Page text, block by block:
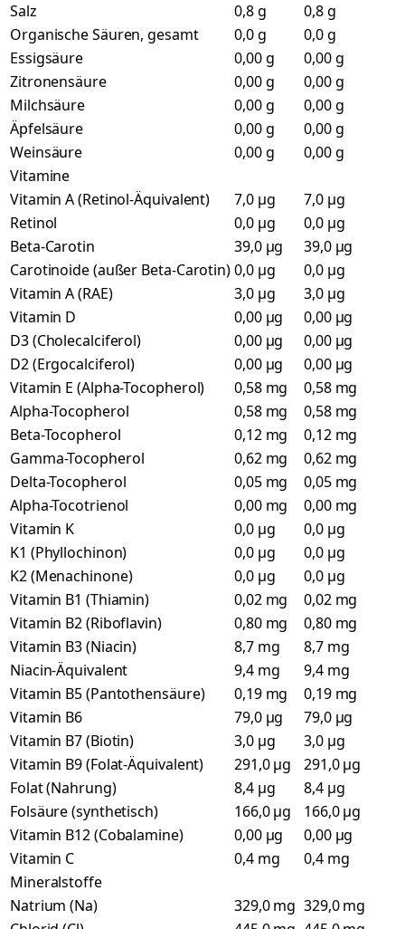
Salz
0,8 g
0,8 g
Organische Säuren, gesamt
0,0 g
0,0 g
Essigsäure
0,00 g
0,00 g
Zitronensäure
0,00 g
0,00 g
Milchsäure
0,00 g
0,00 g
Äpfelsäure
0,00 g
0,00 g
Weinsäure
0,00 g
0,00 g
Vitamine
Vitamin A (Retinol-Äquivalent)
7,0 µg
7,0 µg
Retinol
0,0 µg
0,0 µg
Beta-Carotin
39,0 µg
39,0 µg
Carotinoide (außer Beta-Carotin)0,0 µg
0,0 µg
Vitamin A (RAE)
3,0 µg
3,0 µg
Vitamin D
0,00 µg
0,00 µg
D3 (Cholecalciferol)
0,00 µg
0,00 µg
D2 (Ergocalciferol)
0,00 µg
0,00 µg
Vitamin E (Alpha-Tocopherol)
0,58 mg
0,58 mg
Alpha-Tocopherol
0,58 mg
0,58 mg
Beta-Tocopherol
0,12 mg
0,12 mg
Gamma-Tocopherol
0,62 mg
0,62 mg
Delta-Tocopherol
0,05 mg
0,05 mg
Alpha-Tocotrienol
0,00 mg
0,00 mg
Vitamin K
0,0 µg
0,0 µg
K1 (Phyllochinon)
0,0 µg
0,0 µg
K2 (Menachinone)
0,0 µg
0,0 µg
Vitamin B1 (Thiamin)
0,02 mg
0,02 mg
Vitamin B2 (Riboflavin)
0,80 mg
0,80 mg
Vitamin B3 (Niacin)
8,7 mg
8,7 mg
Niacin-Äquivalent
9,4 mg
9,4 mg
Vitamin B5 (Pantothensäure)
0,19 mg
0,19 mg
Vitamin B6
79,0 µg
79,0 µg
Vitamin B7 (Biotin)
3,0 µg
3,0 µg
Vitamin B9 (Folat-Äquivalent)
291,0 µg
291,0 µg
Folat (Nahrung)
8,4 µg
8,4 µg
Folsäure (synthetisch)
166,0 µg
166,0 µg
Vitamin B12 (Cobalamine)
0,00 µg
0,00 µg
Vitamin C
0,4 mg
0,4 mg
Mineralstoffe
Natrium (Na)
329,0 mg 329,0 mg